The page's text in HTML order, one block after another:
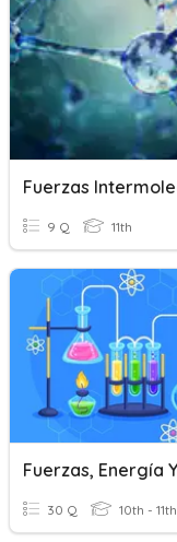
9 Q 11th
30 Q 10th - 11th